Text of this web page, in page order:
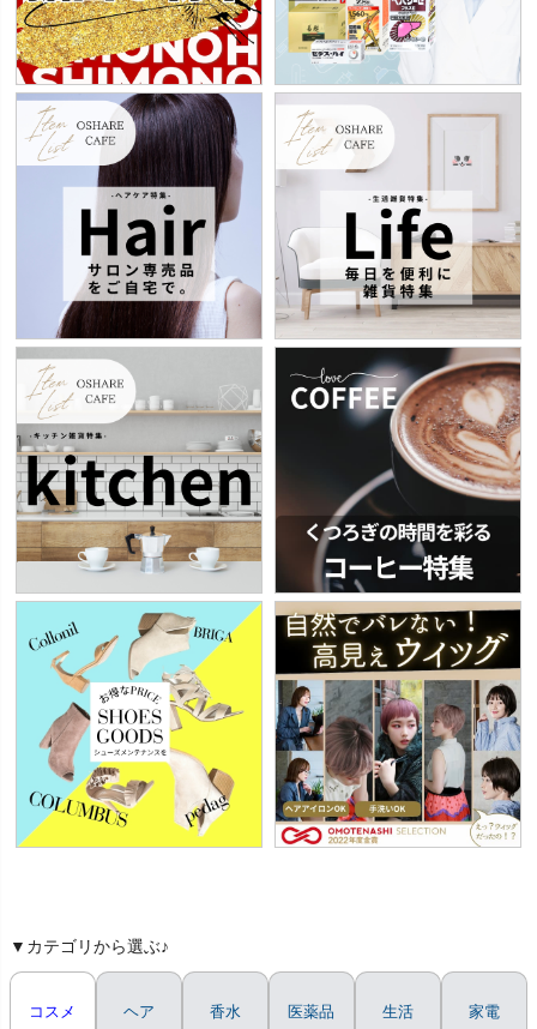
▼カテゴリから選ぶ♪
コスメ ヘア 香水 医薬品 生活 家電